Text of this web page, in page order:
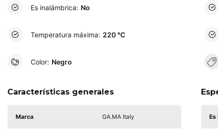
Es inalámbrica: No
Temperatura máxima: 220 °C
Color: Negro
Características generales
Marca GA.MA Italy Es